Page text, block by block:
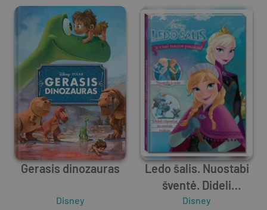
Gerasis dinozauras
Disney
Ledo šalis. Nuostabi
šventė. Dideli
rūpesčiai su mažais
Disney